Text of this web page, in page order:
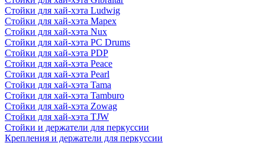
Стойки для хай-хэта Ludwig
Стойки для хай-хэта Mapex
Стойки для хай-хэта Nux
Стойки для хай-хэта PC Drums
Стойки для хай-хэта PDP
Стойки для хай-хэта Peace
Стойки для хай-хэта Pearl
Стойки для хай-хэта Tama
Стойки для хай-хэта Tamburo
Стойки для хай-хэта Zowag
Стойки для хай-хэта TJW
Стойки и держатели для перкуссии
Крепления и держатели для перкуссии